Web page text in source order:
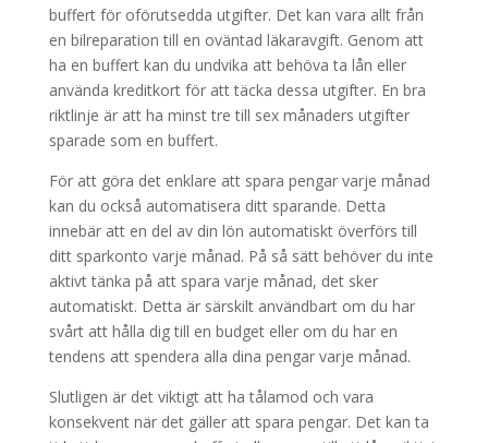
buffert för oförutsedda utgifter. Det kan vara allt från
en bilreparation till en oväntad läkaravgift. Genom att
ha en buffert kan du undvika att behöva ta lån eller
använda kreditkort för att täcka dessa utgifter. En bra
riktlinje är att ha minst tre till sex månaders utgifter
sparade som en buffert.
För att göra det enklare att spara pengar varje månad
kan du också automatisera ditt sparande. Detta
innebär att en del av din lön automatiskt överförs till
ditt sparkonto varje månad. På så sätt behöver du inte
aktivt tänka på att spara varje månad, det sker
automatiskt. Detta är särskilt användbart om du har
svårt att hålla dig till en budget eller om du har en
tendens att spendera alla dina pengar varje månad.
Slutligen är det viktigt att ha tålamod och vara
konsekvent när det gäller att spara pengar. Det kan ta